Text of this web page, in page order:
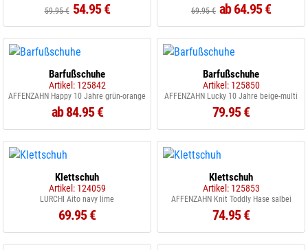
59.95 € 54.95 €
69.95 € ab 64.95 €
Barfußschuhe
Artikel: 125842
AFFENZAHN Happy 10 Jahre grün-orange
ab 84.95 €
Barfußschuhe
Artikel: 125850
AFFENZAHN Lucky 10 Jahre beige-multi
79.95 €
Klettschuh
Artikel: 124059
LURCHI Aito navy lime
69.95 €
Klettschuh
Artikel: 125853
AFFENZAHN Knit Toddly Hase salbei
74.95 €